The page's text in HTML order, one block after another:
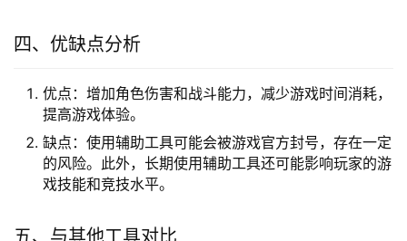
四、优缺点分析
优点：增加角色伤害和战斗能力，减少游戏时间消耗，
提高游戏体验。
缺点：使用辅助工具可能会被游戏官方封号，存在一定
的风险。此外，长期使用辅助工具还可能影响玩家的游
戏技能和竞技水平。
五、与其他工具对比